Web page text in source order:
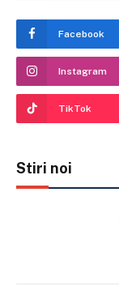
Facebook
Instagram
TikTok
Stiri noi